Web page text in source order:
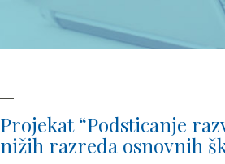
Projekat “Podsticanje
nižih razreda osnovnih